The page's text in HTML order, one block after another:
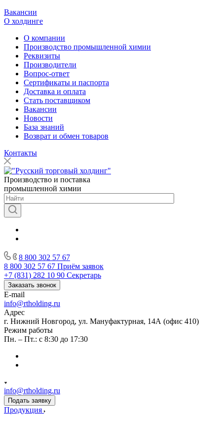
Вакансии
О холдинге
О компании
Производство промышленной химии
Реквизиты
Производители
Вопрос-ответ
Сертификаты и паспорта
Доставка и оплата
Стать поставщиком
Вакансии
Новости
База знаний
Возврат и обмен товаров
Контакты
Производство и поставка
промышленной химии
8 800 302 57 67
8 800 302 57 67 Приём заявок
+7 (831) 282 10 90 Секретарь
Заказать звонок
E-mail
info@rtholding.ru
Адрес
г. Нижний Новгород, ул. Мануфактурная, 14А (офис 410)
Режим работы
Пн. – Пт.: с 8:30 до 17:30
info@rtholding.ru
Подать заявку
Продукция